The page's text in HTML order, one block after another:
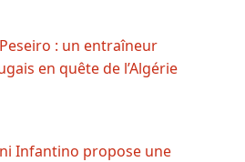
Peseiro : un entraîneur
en quête de l’Algérie
Infantino propose une